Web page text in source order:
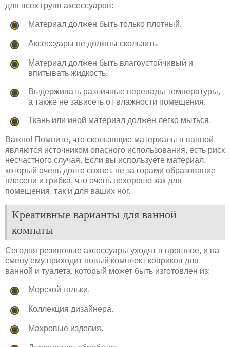
для всех групп аксессуаров:
Материал должен быть только плотный.
Аксессуары не должны скользить.
Материал должен быть влагоустойчивый и
впитывать жидкость.
Выдерживать различные перепады температуры,
а также не зависеть от влажности помещения.
Ткань или иной материал должен легко мыться.
Важно! Помните, что скользящие материалы в ванной
являются источником опасного использования, есть риск
несчастного случая. Если вы используете материал,
который очень долго сохнет, не за горами образование
плесени и грибка, что очень нехорошо как для
помещения, так и для ваших ног.
Креативные варианты для ванной
комнаты
Сегодня резиновые аксессуары уходят в прошлое, и на
смену ему приходит новый комплект ковриков для
ванной и туалета, который может быть изготовлен из:
Морской гальки.
Коллекция дизайнера.
Махровые изделия.